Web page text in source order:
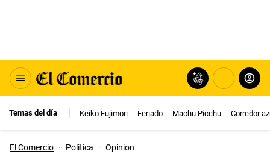
Temas del día Keiko Fujimori Feriado Machu Picchu Corredor
El Comercio · Politica · Opinion